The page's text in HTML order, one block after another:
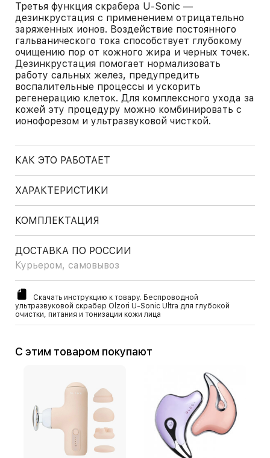
Третья функция скрабера U-Sonic —
дезинкрустация с применением отрицательно
заряженных ионов. Воздействие постоянного
гальванического тока способствует глубокому
очищению пор от кожного жира и черных точек.
Дезинкрустация помогает нормализовать
работу сальных желез, предупредить
воспалительные процессы и ускорить
регенерацию клеток. Для комплексного ухода за
кожей эту процедуру можно комбинировать с
ионофорезом и ультразвуковой чисткой.
КАК ЭТО РАБОТАЕТ
ХАРАКТЕРИСТИКИ
КОМПЛЕКТАЦИЯ
ДОСТАВКА ПО РОССИИ
Курьером, самовывоз
Скачать инструкцию к товару. Беспроводной
ультразвуковой скрабер Olzori U-Sonic Ultra для глубокой
очистки, питания и тонизации кожи лица
С этим товаром покупают